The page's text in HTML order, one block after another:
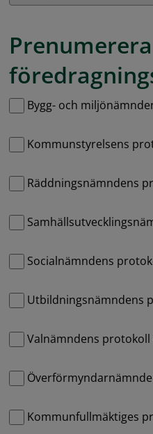
Hantera prenumerationer
Bygg- och
Kommunstyrelsens
Räddningsnämndens
Socialnämndens
Utbildningsnämndens
Valnämndens
Kommunfullmäktiges